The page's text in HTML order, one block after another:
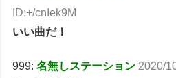
ID:+/cnIek9M
いい曲だ！
999:名無しステーション 2020/